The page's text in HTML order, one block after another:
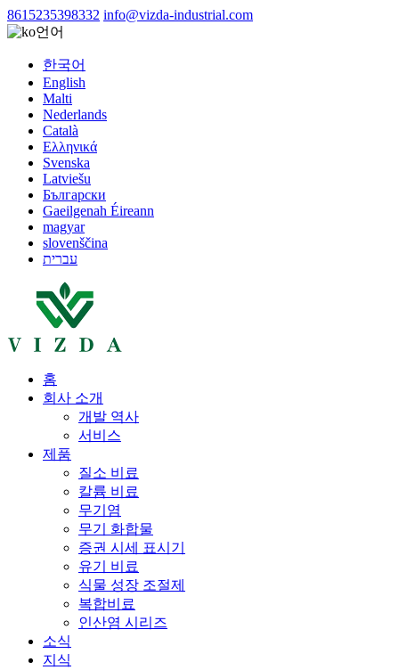
8615235398332 info@vizda-industrial.com
언어
한국어
English
Malti
Nederlands
Català
Ελληνικά
Svenska
Latviešu
Български
Gaeilgenah Éireann
magyar
slovenščina
עברית
홈
회사 소개
개발 역사
서비스
제품
질소 비료
칼륨 비료
무기염
무기 화합물
증권 시세 표시기
유기 비료
식물 성장 조절제
복합비료
인산염 시리즈
소식
지식